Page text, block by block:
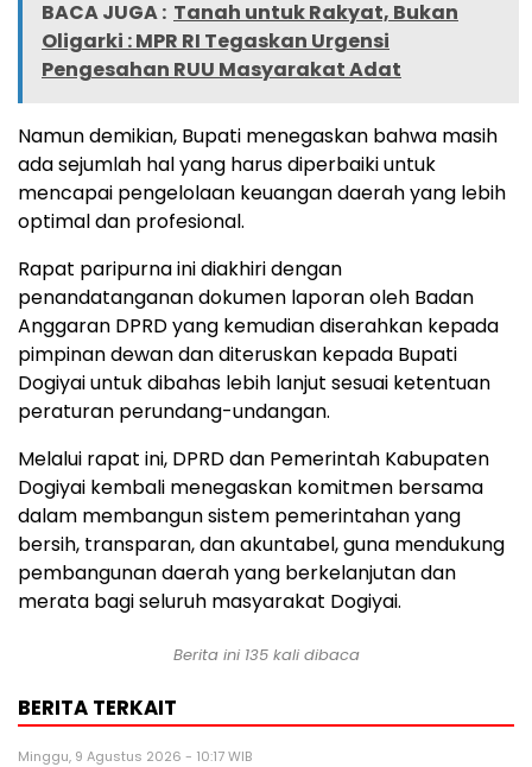
BACA JUGA : Tanah untuk Rakyat, Bukan
Oligarki : MPR RI Tegaskan Urgensi
Pengesahan RUU Masyarakat Adat
Namun demikian, Bupati menegaskan bahwa masih
ada sejumlah hal yang harus diperbaiki untuk
mencapai pengelolaan keuangan daerah yang lebih
optimal dan profesional.
Rapat paripurna ini diakhiri dengan
penandatanganan dokumen laporan oleh Badan
Anggaran DPRD yang kemudian diserahkan kepada
pimpinan dewan dan diteruskan kepada Bupati
Dogiyai untuk dibahas lebih lanjut sesuai ketentuan
peraturan perundang-undangan.
Melalui rapat ini, DPRD dan Pemerintah Kabupaten
Dogiyai kembali menegaskan komitmen bersama
dalam membangun sistem pemerintahan yang
bersih, transparan, dan akuntabel, guna mendukung
pembangunan daerah yang berkelanjutan dan
merata bagi seluruh masyarakat Dogiyai.
Berita ini 135kali dibaca
BERITA TERKAIT
Minggu, 9 Agustus 2026 - 10:17 WIB